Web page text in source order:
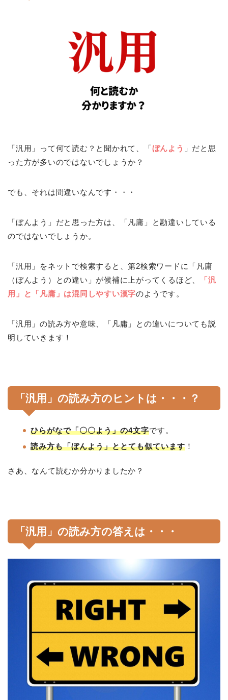
「汎用」って何て読む？と聞かれて、「ぼんよう 」だと思
った方が多いのではないでしょうか？
でも、それは間違いなんです・・・
「ぼんよう」だと思った方は、「凡庸」と勘違いしている
のではないでしょうか。
「汎用」をネットで検索すると、第2検索ワードに「凡庸
（ぼんよう）との違い」が候補に上がってくるほど、
「汎
用」と「凡庸」は混同しやすい漢字のようです。
「汎用」の読み方や意味、「凡庸」との違いについても説
明していきます！
「汎用」の読み方のヒントは・・・？
ひらがなで「〇〇よう」の4文字です。
読み方も「ぼんよう」ととても似ています ！
さあ、なんて読むか分かりましたか？
「汎用」の読み方の答えは・・・